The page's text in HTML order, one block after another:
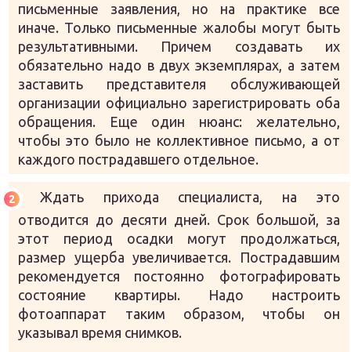
письменные заявления, но на практике все
иначе. Только письменные жалобы могут быть
результативными. Причем создавать их
обязательно надо в двух экземплярах, а затем
заставить представителя обслуживающей
организации официально зарегистрировать оба
обращения. Еще один нюанс: желательно,
чтобы это было не коллективное письмо, а от
каждого пострадавшего отдельное.
Ждать прихода специалиста, на это
отводится до десяти дней. Срок большой, за
этот период осадки могут продолжаться,
размер ущерба увеличивается. Пострадавшим
рекомендуется постоянно фотографировать
состояние квартиры. Надо настроить
фотоаппарат таким образом, чтобы он
указывал время снимков.